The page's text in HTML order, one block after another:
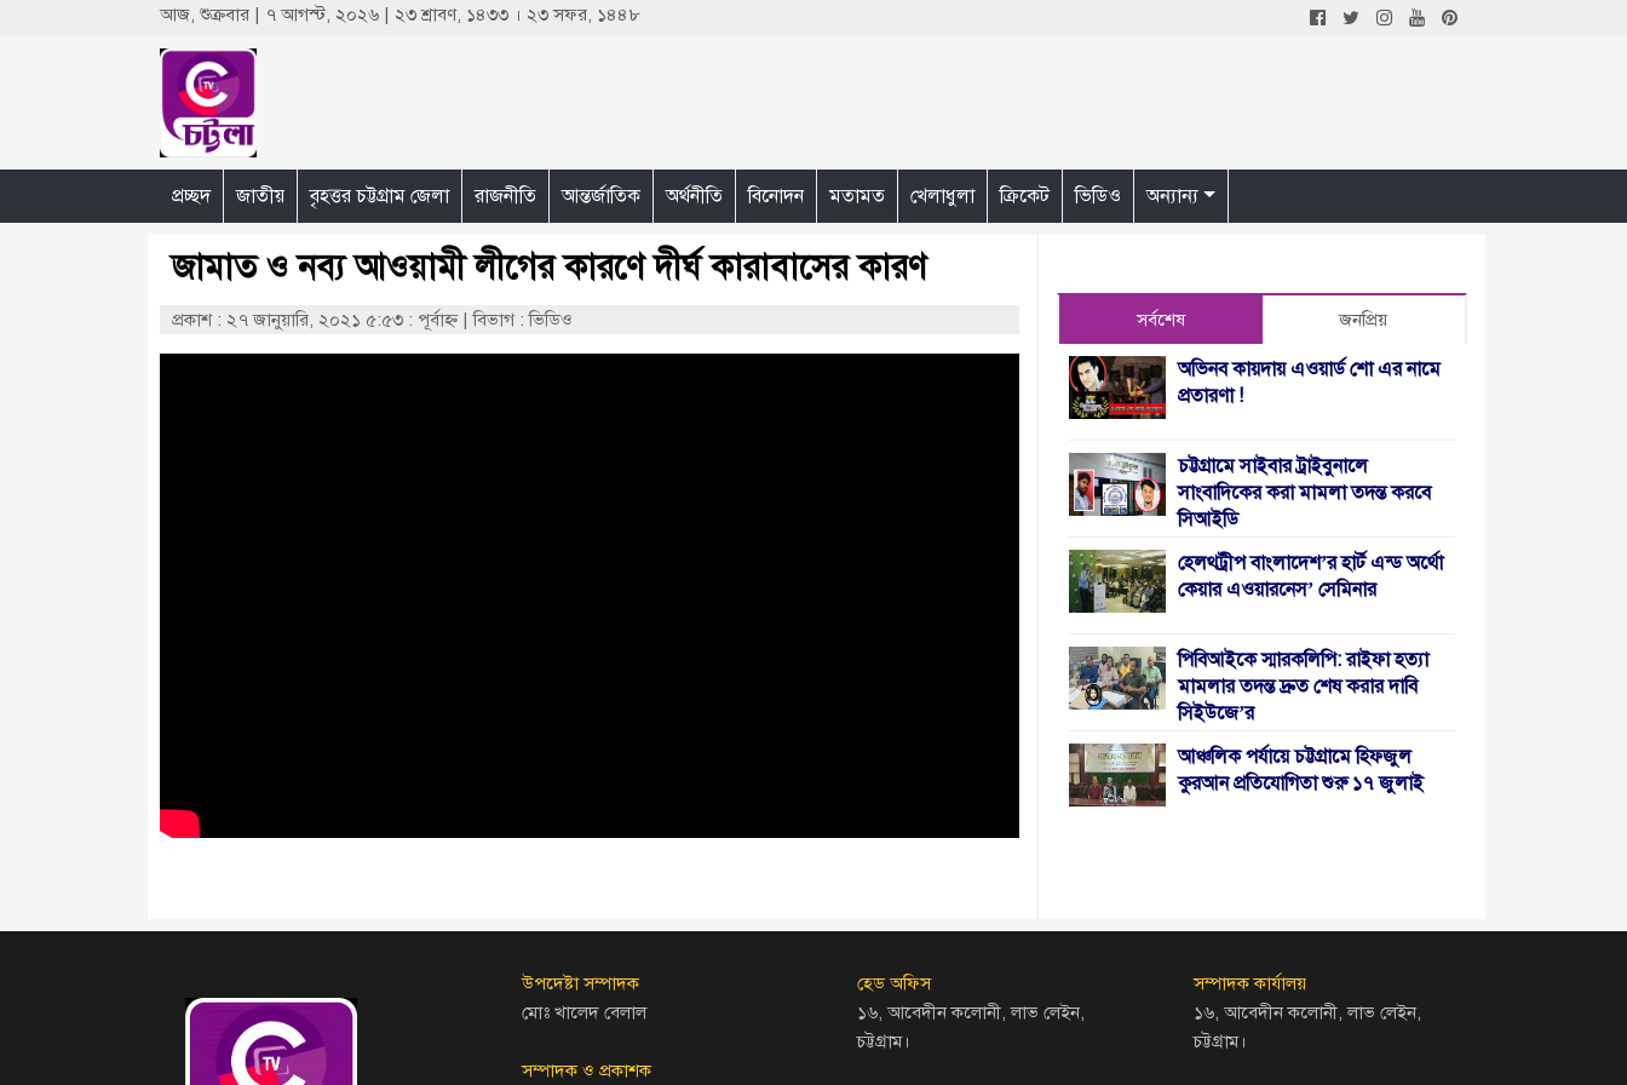
আজ, শুক্রবার | ৭ আগস্ট, ২০২৬ | ২৩ শ্রাবণ, ১৪৩৩ । ২৩ সফর, ১৪৪৮
প্রচ্ছদ জাতীয় বৃহত্তর চট্টগ্রাম জেলা রাজনীতি আন্তর্জাতিক অর্থনীতি বিনোদন মতামত খেলাধুলা ক্রিকেট ভিডিও অন্যান্য
জামাত ও নব্য আওয়ামী লীগের কারণে দীর্ঘ কারাবাসের কারণ
প্রকাশ : ২৭ জানুয়ারি, ২০২১ ৫:৫৩ : পূর্বাহ্ণ |বিভাগ : ভিডিও সর্বশেষ জনপ্রিয়
অভিনব কায়দায় এওয়ার্ড শো এর নামে
প্রতারণা !
চট্টগ্রামে সাইবার ট্রাইবুনালে
সাংবাদিকের করা মামলা তদন্ত করবে
সিআইডি
হেলথট্রীপ বাংলাদেশ’র হার্ট এন্ড অর্থো
কেয়ার এওয়ারনেস’ সেমিনার
পিবিআইকে স্মারকলিপি: রাইফা হত্যা
মামলার তদন্ত দ্রুত শেষ করার দাবি
সিইউজে’র
আঞ্চলিক পর্যায়ে চট্টগ্রামে হিফজুল
কুরআন প্রতিযোগিতা শুরু ১৭ জুলাই
উপদেষ্টা সম্পাদক
মোঃ খালেদ বেলাল
সম্পাদক ও প্রকাশক
হেড অফিস
১৬, আবেদীন কলোনী, লাভ লেইন,
চট্টগ্রাম।
সম্পাদক কার্যালয়
১৬, আবেদীন কলোনী, লাভ লেইন,
চট্টগ্রাম।